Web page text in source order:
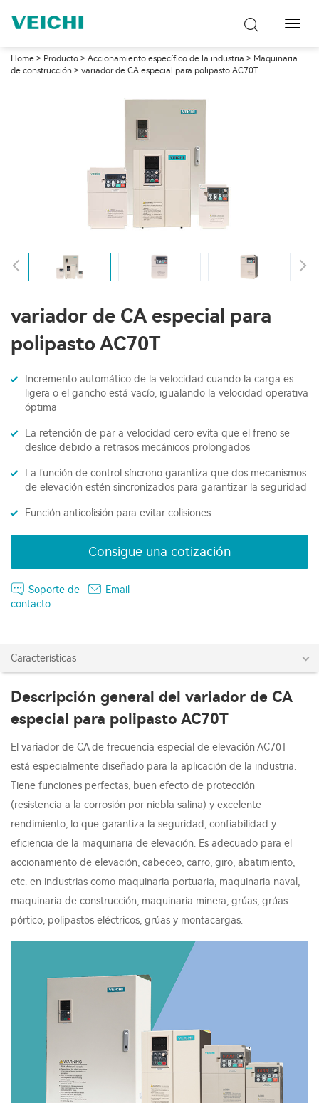
Home > Producto > Accionamiento específico de la industria > Maquinaria
de construcción > variador de CA especial para polipasto AC70T
variador de CA especial para
polipasto AC70T
Incremento automático de la velocidad cuando la carga es
ligera o el gancho está vacío, igualando la velocidad operativa
óptima
La retención de par a velocidad cero evita que el freno se
deslice debido a retrasos mecánicos prolongados
La función de control síncrono garantiza que dos mecanismos
de elevación estén sincronizados para garantizar la seguridad
Función anticolisión para evitar colisiones.
Consigue una cotización
Soporte de
contacto
Email
Características
Descripción general del variador de CA
especial para polipasto AC70T
El variador de CA de frecuencia especial de elevación AC70T
está especialmente diseñado para la aplicación de la industria.
Tiene funciones perfectas, buen efecto de protección
(resistencia a la corrosión por niebla salina) y excelente
rendimiento, lo que garantiza la seguridad, confiabilidad y
eficiencia de la maquinaria de elevación. Es adecuado para el
accionamiento de elevación, cabeceo, carro, giro, abatimiento,
etc. en industrias como maquinaria portuaria, maquinaria naval,
maquinaria de construcción, maquinaria minera, grúas, grúas
pórtico, polipastos eléctricos, grúas y montacargas.